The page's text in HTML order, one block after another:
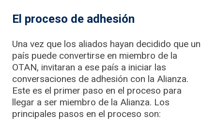
El proceso de adhesión
Una vez que los aliados hayan decidido que un
país puede convertirse en miembro de la
OTAN, invitaran a ese país a iniciar las
conversaciones de adhesión con la Alianza.
Este es el primer paso en el proceso para
llegar a ser miembro de la Alianza. Los
principales pasos en el proceso son: